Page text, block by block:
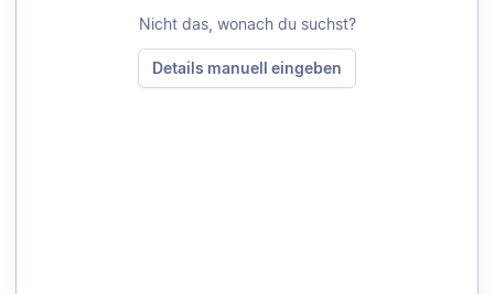
Nicht das, wonach du suchst?
Details manuell eingeben